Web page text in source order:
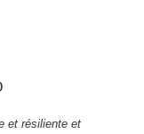
et résiliente et